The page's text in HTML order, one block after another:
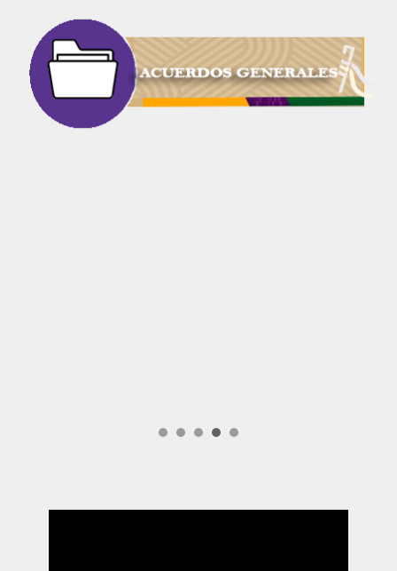
sesión 9 de julio 2026
sesión pública no presencial
sesión no presencial 30 de junio
sesión pública presencial